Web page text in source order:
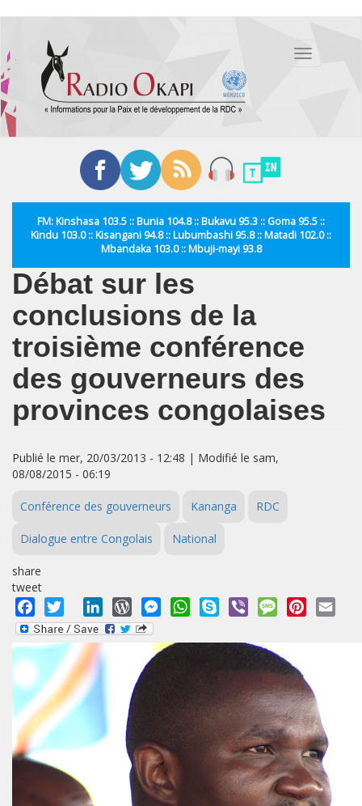
contenu
principal
Toggle
FM: Kinshasa 103.5 :: Bunia 104.8 :: Bukavu 95.3 :: Goma 95.5 ::
Kindu 103.0 :: Kisangani 94.8 :: Lubumbashi 95.8 :: Matadi 102.0 ::
Mbandaka 103.0 :: Mbuji-mayi 93.8
Débat sur les
conclusions de la
troisième conférence
des gouverneurs des
provinces congolaises
Publié le mer, 20/03/2013 - 12:48 | Modifié le sam,
08/08/2015 - 06:19
Conférence des gouverneurs Kananga RDC
Dialogue entre Congolais National
share
tweet
Facebook
Twitter LinkedInWordPressMessengerWhatsApp
Skype Viber MessagePinterest